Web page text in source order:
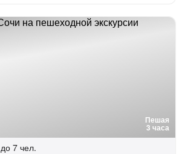
Пешая
3 часа
до 7 чел.